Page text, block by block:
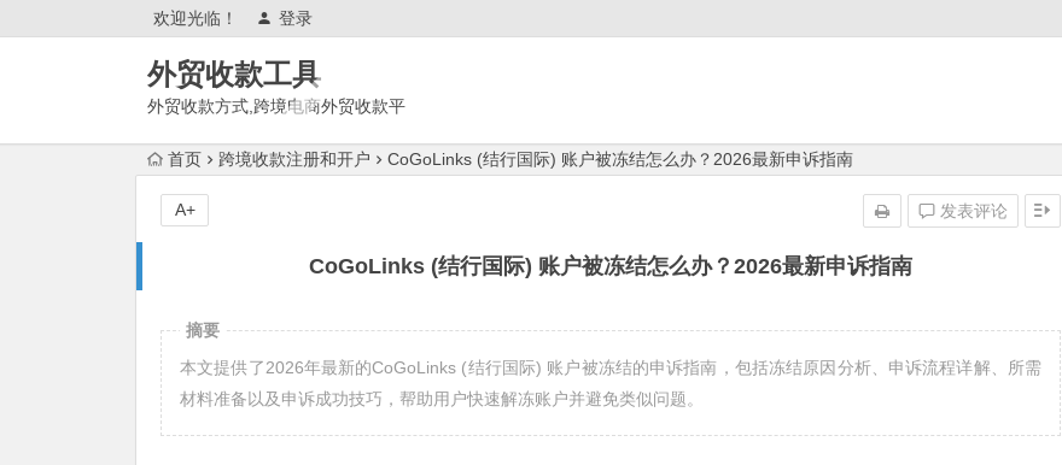
欢迎光临！ 登录
外贸收款工具
外贸收款方式,跨境电商外贸收款平
逊,tk,tiktok,temu特姆,东南亚
首页 跨境收款注册和开户 CoGoLinks (结行国际) 账户被冻结怎么办？2026最新申诉指南
CoGoLinks (结行国际) 账户被冻结怎么办？2026最新申诉指南
发表评论
A+
摘要
本文提供了2026年最新的CoGoLinks (结行国际) 账户被冻结的申诉指南，包括冻结原因分析、申诉流程详解、所需
材料准备以及申诉成功技巧，帮助用户快速解冻账户并避免类似问题。